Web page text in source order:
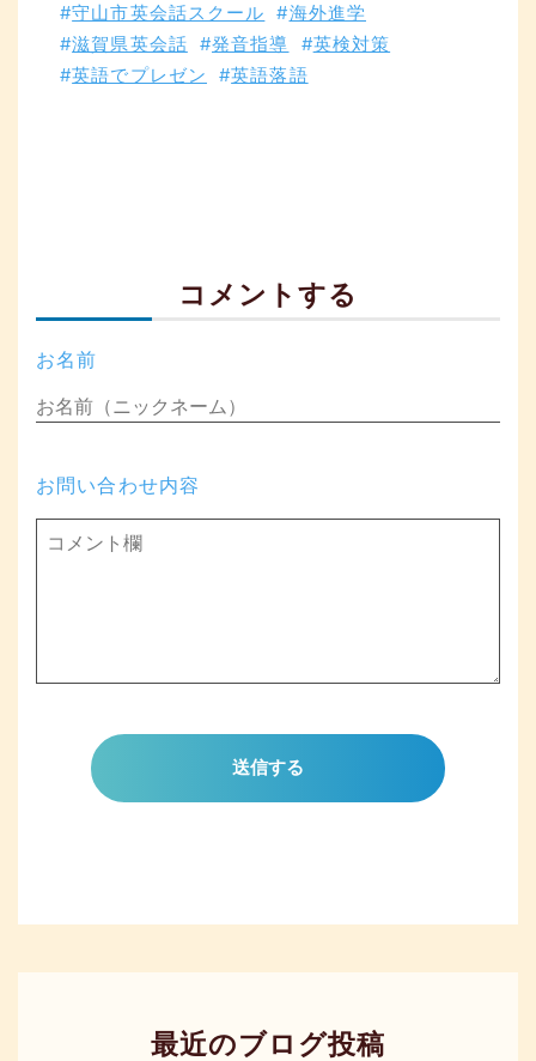
守山市英会話スクール
海外進学
滋賀県英会話
発音指導
英検対策
英語でプレゼン
英語落語
コメントする
お名前
お問い合わせ内容
送信する
最近のブログ投稿